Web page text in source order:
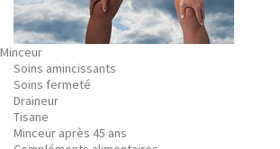
Minceur
Soins amincissants
Soins fermeté
Draineur
Tisane
Minceur après 45 ans